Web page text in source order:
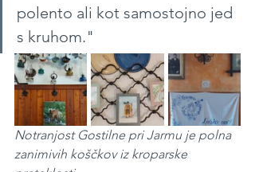
polento ali kot samostojno jed
s kruhom."
Notranjost Gostilne pri Jarmu je polna
zanimivih koščkov iz kroparske